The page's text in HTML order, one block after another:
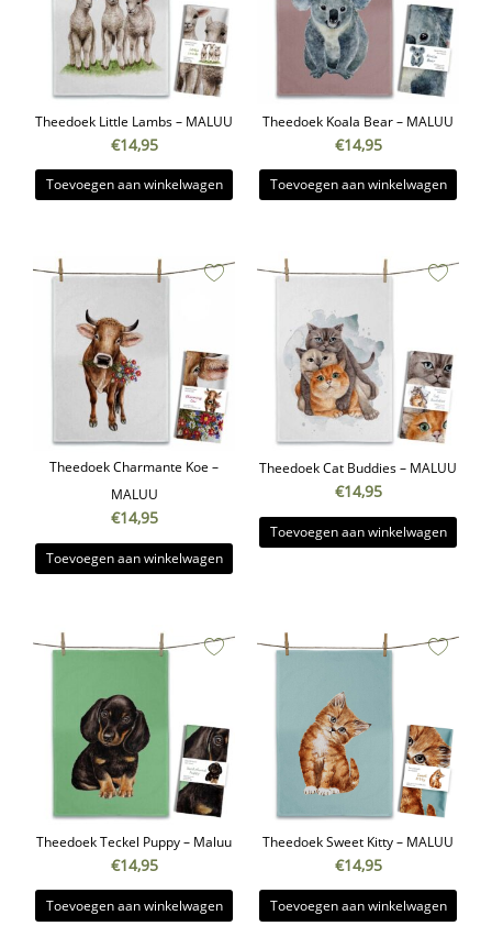
Theedoek Little Lambs – MALUU
€14,95
Toevoegen aan winkelwagen
Theedoek Koala Bear – MALUU
€14,95
Toevoegen aan winkelwagen
Theedoek Charmante Koe –
MALUU
€14,95
Toevoegen aan winkelwagen
Theedoek Cat Buddies – MALUU
€14,95
Toevoegen aan winkelwagen
Theedoek Teckel Puppy – Maluu
€14,95
Toevoegen aan winkelwagen
Theedoek Sweet Kitty – MALUU
€14,95
Toevoegen aan winkelwagen